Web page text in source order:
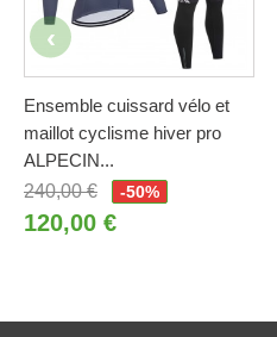
Ensemble cuissard vélo et
maillot cyclisme hiver pro
ALPECIN...
240,00 €
-50%
120,00 €